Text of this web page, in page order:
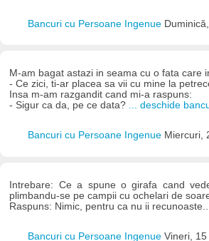
Bancuri cu Persoane Ingenue
M-am bagat astazi in seama cu o fata care
- Ce zici, ti-ar placea sa vii cu mine la
Insa m-am razgandit cand mi-a raspuns:
- Sigur ca da, pe ce data? ... deschide
Bancuri cu Persoane Ingenue Miercuri,
Intrebare: Ce a spune o girafa cand
plimbandu-se pe campii cu ochelari de
Raspuns: Nimic, pentru ca nu ii recunoaste...
Bancuri cu Persoane Ingenue Vineri,